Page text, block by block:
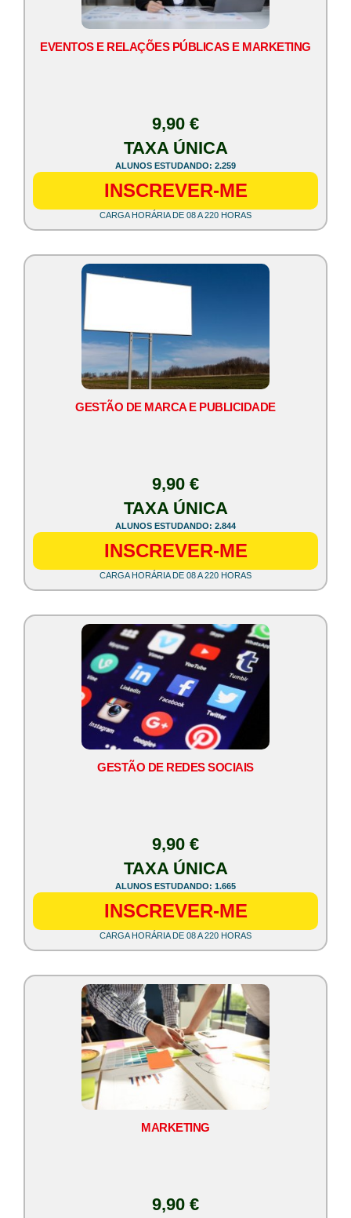
EVENTOS E RELAÇÕES PÚBLICAS E MARKETING
9,90 €
TAXA ÚNICA
ALUNOS ESTUDANDO: 2.259
INSCREVER-ME
CARGA HORÁRIA DE 08 A 220 HORAS
GESTÃO DE MARCA E PUBLICIDADE
9,90 €
TAXA ÚNICA
ALUNOS ESTUDANDO: 2.844
INSCREVER-ME
CARGA HORÁRIA DE 08 A 220 HORAS
GESTÃO DE REDES SOCIAIS
9,90 €
TAXA ÚNICA
ALUNOS ESTUDANDO: 1.665
INSCREVER-ME
CARGA HORÁRIA DE 08 A 220 HORAS
MARKETING
9,90 €